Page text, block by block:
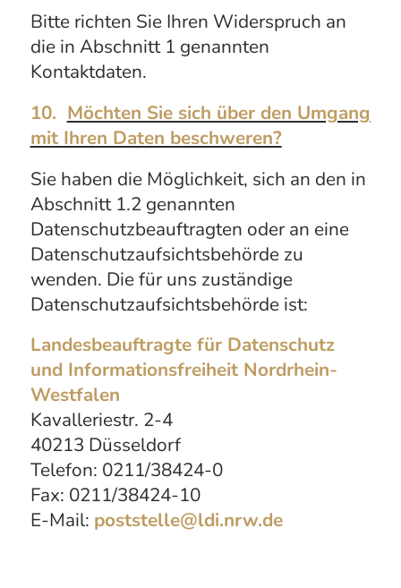
Bitte richten Sie Ihren Widerspruch an
die in Abschnitt 1 genannten
Kontaktdaten.
10. Möchten Sie sich über den Umgang
mit Ihren Daten beschweren?
Sie haben die Möglichkeit, sich an den in
Abschnitt 1.2 genannten
Datenschutzbeauftragten oder an eine
Datenschutzaufsichtsbehörde zu
wenden. Die für uns zuständige
Datenschutzaufsichtsbehörde ist:
Landesbeauftragte für Datenschutz
und Informationsfreiheit Nordrhein-
Westfalen
Kavalleriestr. 2-4
40213 Düsseldorf
Telefon: 0211/38424-0
Fax: 0211/38424-10
E-Mail: poststelle@ldi.nrw.de